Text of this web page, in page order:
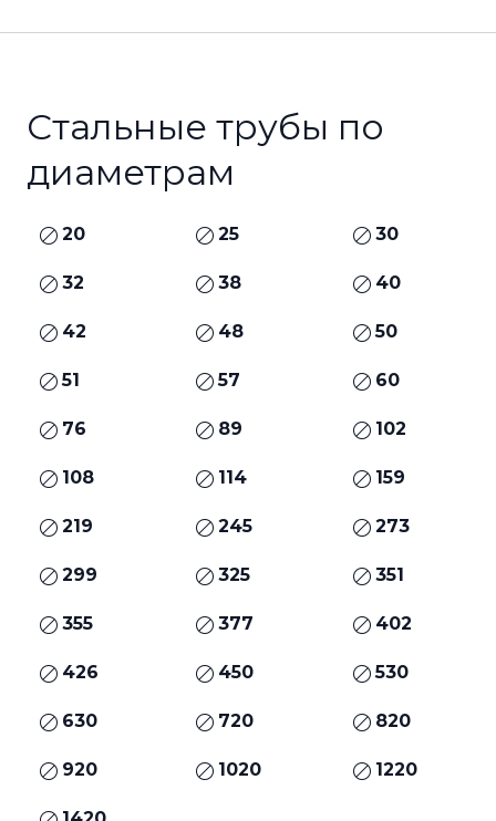
Стальные трубы по
диаметрам
20 25 30
32 38 40
42 48 50
51 57 60
76 89 102
108 114 159
219 245 273
299 325 351
355 377 402
426 450 530
630 720 820
920 1020 1220